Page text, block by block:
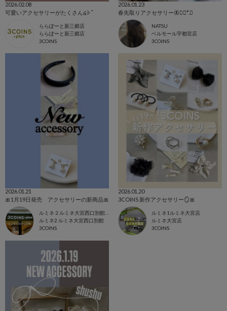
2026.02.08
可愛いアクセサリーがたくさん໒꒱· ﾟ
ららぽーと新三郷店
ららぽーと新三郷店
3COINS
2026.01.23
春先取りアクセサリー🦋︎❁⃘*.ﾟ
NATSU
ベルモール宇都宮店
3COINS
2026.01.21
🎀1月19日発売 アクセサリーの新商品🎀
ルミネ２ルミネ大宮西口別館店
ルミネ2 ルミネ大宮西口別館
3COINS
2026.01.20
3COINS 新作アクセサリー🪞🎀
ルミネ1ルミネ大宮店
ルミネ大宮店
3COINS